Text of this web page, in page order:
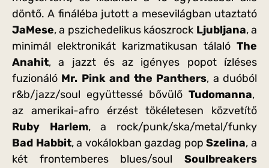
döntő. A fináléba jutott a mesevilágban utaztató
JaMese, a pszichedelikus káoszrock Ljubljana, a
minimál elektronikát karizmatikusan tálaló The
Anahit, a jazzt és az igényes popot ízléses
fuzionáló Mr. Pink and the Panthers, a duóból
r&b/jazz/soul együttessé bővülő Tudomanna,
az amerikai-afro érzést tökéletesen közvetítő
Ruby Harlem, a rock/punk/ska/metal/funky
Bad Habbit, a vokálokban gazdag popSzelina, a
két frontemberes blues/soul Soulbreakers